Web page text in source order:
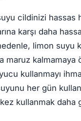
cildinizi hassas
karşı daha
limon suyu
maruz
kullanmayı
her gün
kullanmak daha